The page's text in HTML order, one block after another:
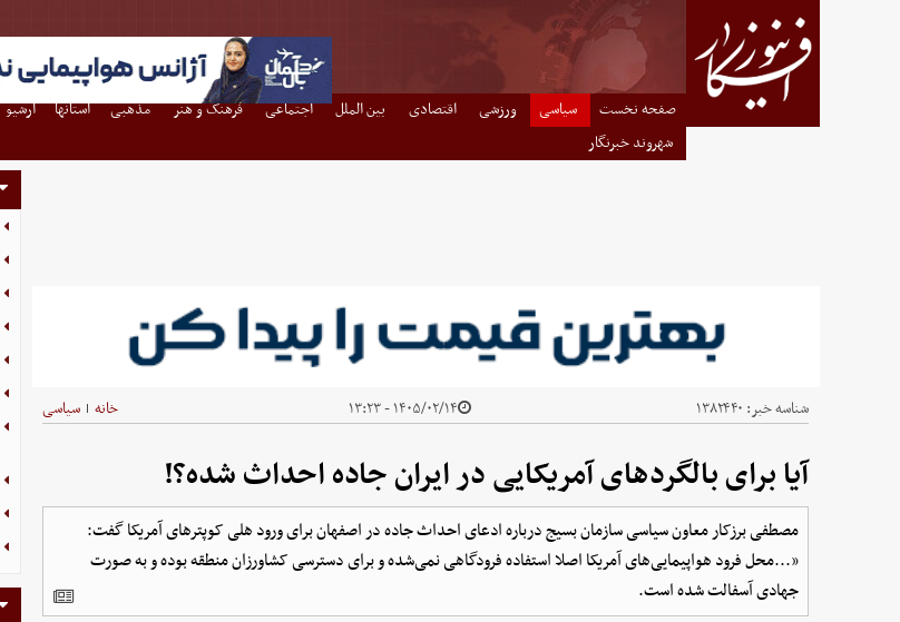
صفحه نخست سیاسی ورزشی اقتصادی بین الملل اجتماعی فرهنگ و هنر مذهبی استانها آرشیو
شهروند خبرنگار
شناسه خبر: ۱۳۸۲۴۴۰ ۱۴۰۵/۰۲/۱۴ - ۱۳:۲۳ خانه | سیاسی
آیا برای بالگردهای آمریکایی در ایران جاده احداث شده؟!
مصطفی برزکار معاون سیاسی سازمان بسیج درباره ادعای احداث جاده در اصفهان برای ورود هلی کوپترهای آمریکا گفت:
«...محل فرود هواپیمایی‌های آمریکا اصلا استفاده فرودگاهی نمی‌شده و برای دسترسی کشاورزان منطقه بوده و به صورت
جهادی آسفالت شده است.